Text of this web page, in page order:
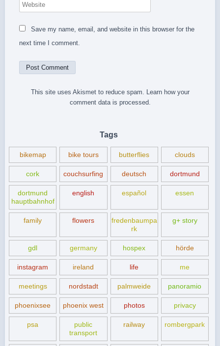
Save my name, email, and website in this browser for the
next time I comment.
This site uses Akismet to reduce spam. Learn how your
comment data is processed.
Tags
bikemap bike tours butterflies clouds
cork couchsurfing deutsch dortmund
dortmund
hauptbahnhof
english español essen
family flowers
fredenbaumpa
rk
g+ story
gdl germany hospex hörde
instagram ireland life me
meetings nordstadt palmweide panoramio
phoenixsee phoenix west photos privacy
psa
public
transport
railway rombergpark